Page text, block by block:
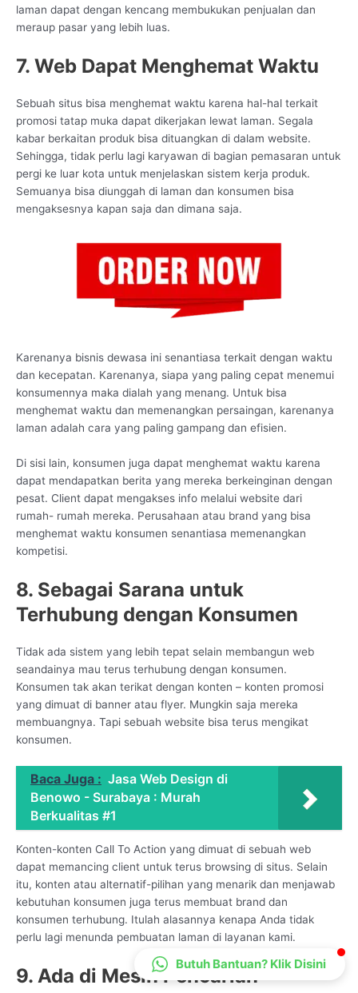
laman dapat dengan kencang membukukan penjualan dan
meraup pasar yang lebih luas.
7. Web Dapat Menghemat Waktu
Sebuah situs bisa menghemat waktu karena hal-hal terkait
promosi tatap muka dapat dikerjakan lewat laman. Segala
kabar berkaitan produk bisa dituangkan di dalam website.
Sehingga, tidak perlu lagi karyawan di bagian pemasaran untuk
pergi ke luar kota untuk menjelaskan sistem kerja produk.
Semuanya bisa diunggah di laman dan konsumen bisa
mengaksesnya kapan saja dan dimana saja.
Karenanya bisnis dewasa ini senantiasa terkait dengan waktu
dan kecepatan. Karenanya, siapa yang paling cepat menemui
konsumennya maka dialah yang menang. Untuk bisa
menghemat waktu dan memenangkan persaingan, karenanya
laman adalah cara yang paling gampang dan efisien.
Di sisi lain, konsumen juga dapat menghemat waktu karena
dapat mendapatkan berita yang mereka berkeinginan dengan
pesat. Client dapat mengakses info melalui website dari
rumah- rumah mereka. Perusahaan atau brand yang bisa
menghemat waktu konsumen senantiasa memenangkan
kompetisi.
8. Sebagai Sarana untuk
Terhubung dengan Konsumen
Tidak ada sistem yang lebih tepat selain membangun web
seandainya mau terus terhubung dengan konsumen.
Konsumen tak akan terikat dengan konten – konten promosi
yang dimuat di banner atau flyer. Mungkin saja mereka
membuangnya. Tapi sebuah website bisa terus mengikat
konsumen.
Baca Juga : Jasa Web Design di
Benowo - Surabaya : Murah
Berkualitas #1
Konten-konten Call To Action yang dimuat di sebuah web
dapat memancing client untuk terus browsing di situs. Selain
itu, konten atau alternatif-pilihan yang menarik dan menjawab
kebutuhan konsumen juga terus membuat brand dan
konsumen terhubung. Itulah alasannya kenapa Anda tidak
perlu lagi menunda pembuatan laman di layanan kami.
9. Ada di Mesin Pencarian
CS Lenteraweb
Online
Butuh Bantuan? Klik Disini